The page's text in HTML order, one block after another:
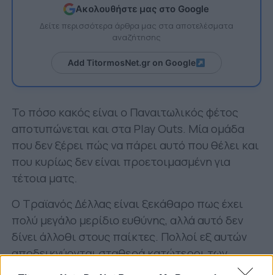
Ακολουθήστε μας στο Google
Δείτε περισσότερα άρθρα μας στα αποτελέσματα
αναζήτησης
Add TitormosNet.gr on Google
Το πόσο κακός είναι ο Παναιτωλικός φέτος
αποτυπώνεται και στα Play Outs. Μία ομάδα
που δεν ξέρει πώς να πάρει αυτό που θέλει και
που κυρίως δεν είναι προετοιμασμένη για
τέτοια ματς.
Ο Τραϊανός Δέλλας είναι ξεκάθαρο πως έχει
πολύ μεγάλο μερίδιο ευθύνης, αλλά αυτό δεν
δίνει άλλοθι στους παίκτες. Πολλοί εξ αυτών
αποδεικνύονται σταθερά κατώτεροι των
περιστάσεων και φυσικά αυτό κυρίως βαραίνει